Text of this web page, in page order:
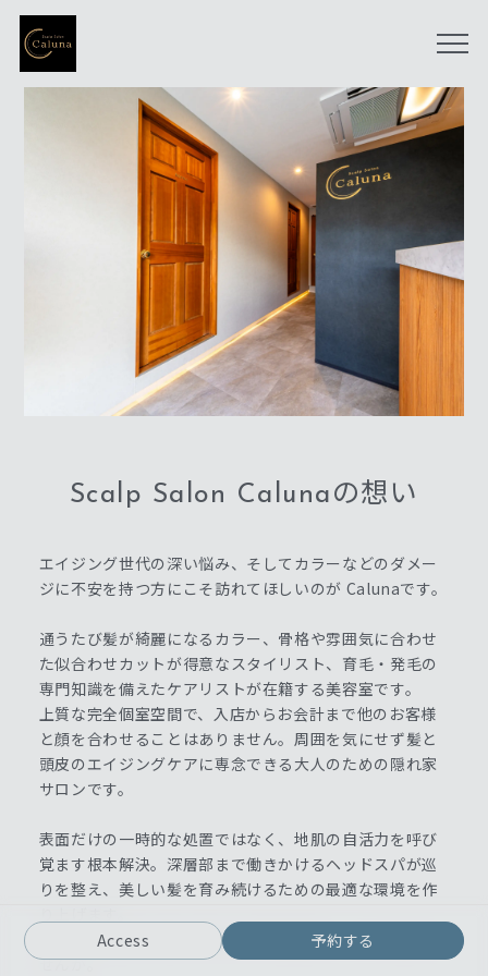
Scalp Salon Calunaの想い
エイジング世代の深い悩み、そしてカラーなどのダメー
ジに不安を持つ方にこそ訪れてほしいのが Calunaです。
通うたび髪が綺麗になるカラー、骨格や雰囲気に合わせ
た似合わせカットが得意なスタイリスト、育毛・発毛の
専門知識を備えたケアリストが在籍する美容室です。
上質な完全個室空間で、入店からお会計まで他のお客様
と顔を合わせることはありません。周囲を気にせず髪と
頭皮のエイジングケアに専念できる大人のための隠れ家
サロンです。
表面だけの一時的な処置ではなく、地肌の自活力を呼び
覚ます根本解決。深層部まで働きかけるヘッドスパが巡
りを整え、美しい髪を育み続けるための最適な環境を作
10年先も笑顔で毎日が輝ける予防美容をここから始めま
せんか。
Access 予約する